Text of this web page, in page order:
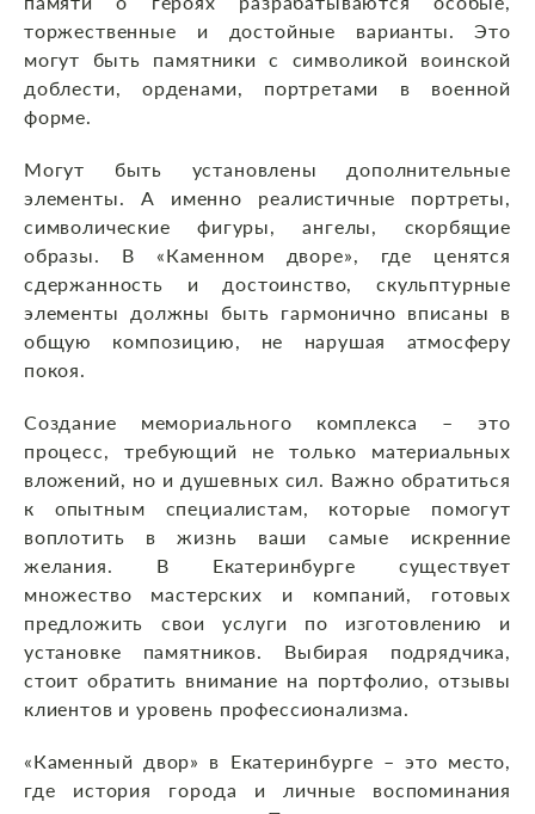
торжественные и достойные варианты. Это
могут быть памятники с символикой воинской
доблести, орденами, портретами в военной
форме.
Могут быть установлены дополнительные
элементы. А именно реалистичные портреты,
символические фигуры, ангелы, скорбящие
образы. В «Каменном дворе», где ценятся
сдержанность и достоинство, скульптурные
элементы должны быть гармонично вписаны в
общую композицию, не нарушая атмосферу
покоя.
Создание мемориального комплекса – это
процесс, требующий не только материальных
вложений, но и душевных сил. Важно обратиться
к опытным специалистам, которые помогут
воплотить в жизнь ваши самые искренние
желания. В Екатеринбурге существует
множество мастерских и компаний, готовых
предложить свои услуги по изготовлению и
установке памятников. Выбирая подрядчика,
стоит обратить внимание на портфолио, отзывы
клиентов и уровень профессионализма.
«Каменный двор» в Екатеринбурге – это место,
где история города и личные воспоминания